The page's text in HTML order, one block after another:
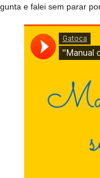
e falei sem parar